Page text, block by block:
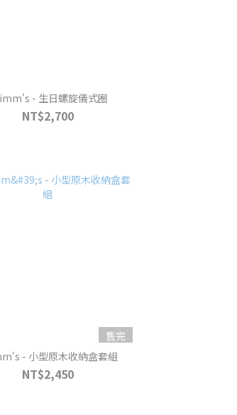
- 生日螺旋儀式圈
NT$2,700
售完
- 小型原木收納盒套組
NT$2,450